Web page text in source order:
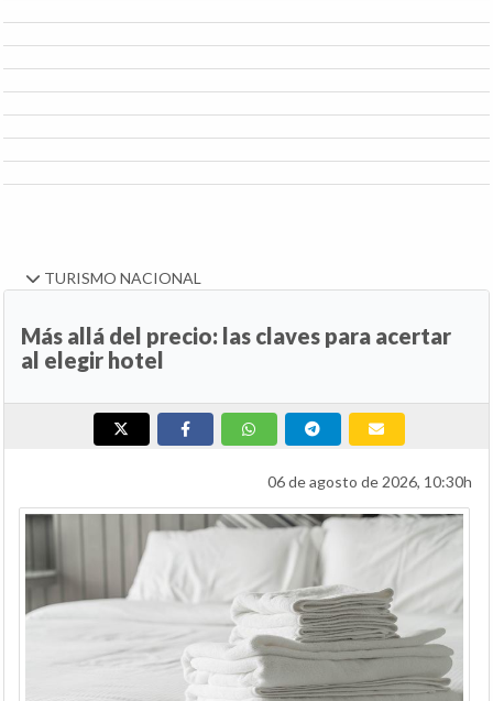
TURISMO NACIONAL
Más allá del precio: las claves para acertar
al elegir hotel
06 de agosto de 2026, 10:30h